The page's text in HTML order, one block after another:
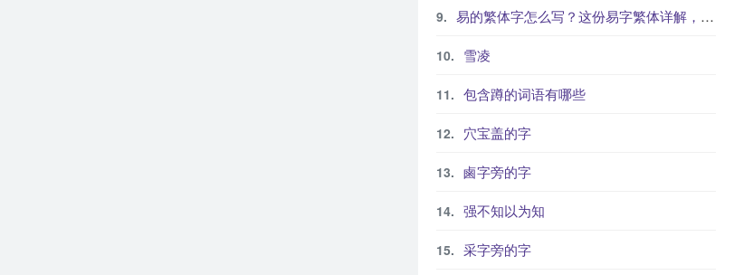
易的繁体字怎么写？这份易字繁体详解，助你正确书写汉字_汉字繁体学习
雪凌
包含蹲的词语有哪些
穴宝盖的字
鹵字旁的字
强不知以为知
采字旁的字